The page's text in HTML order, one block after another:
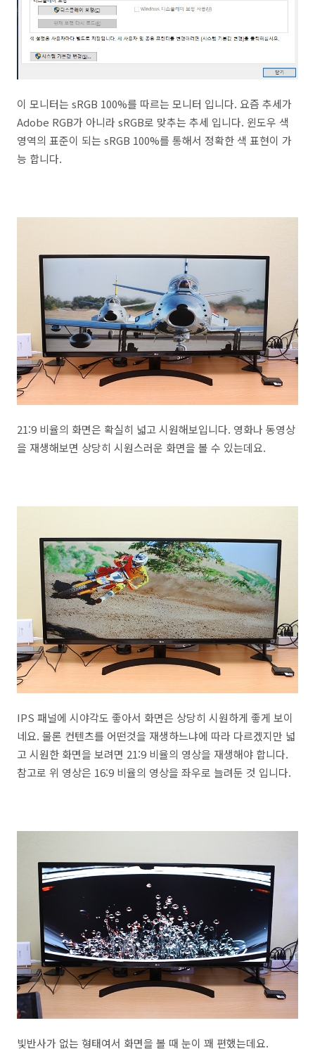
이 모니터는 sRGB 100%를 따르는 모니터 입니다. 요즘 추세가
Adobe RGB가 아니라 sRGB로 맞추는 추세 입니다. 윈도우 색
영역의 표준이 되는 sRGB 100%를 통해서 정확한 색 표현이 가
능 합니다.
21:9 비율의 화면은 확실히 넓고 시원해보입니다. 영화나 동영상
을 재생해보면 상당히 시원스러운 화면을 볼 수 있는데요.
IPS 패널에 시야각도 좋아서 화면은 상당히 시원하게 좋게 보이
네요. 물론 컨텐츠를 어떤것을 재생하느냐에 따라 다르겠지만 넓
고 시원한 화면을 보려면 21:9 비율의 영상을 재생해야 합니다.
참고로 위 영상은 16:9 비율의 영상을 좌우로 늘려둔 것 입니다.
빛반사가 없는 형태여서 화면을 볼 때 눈이 꽤 편했는데요.